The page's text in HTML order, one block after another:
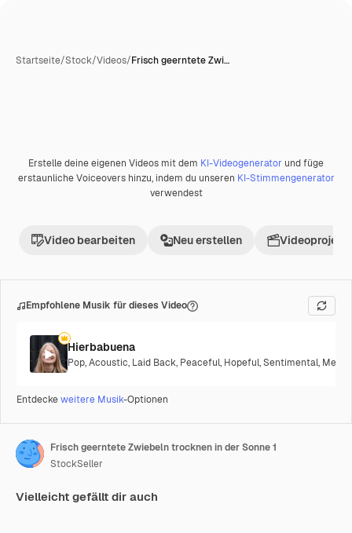
Startseite/Stock/Videos/Frisch geerntete Zwi…
Premium
Erstelle deine eigenen Videos mit dem KI-Videogenerator und füge
erstaunliche Voiceovers hinzu, indem du unseren KI-Stimmengenerator
verwendest
Video bearbeiten Neu erstellen Videoprojekt
Empfohlene Musik für dieses Video
Hierbabuena
Pop,Acoustic, Laid Back, Peaceful, Hopeful,Sentimental,
Entdeckeweitere Musik-Optionen
Frisch geerntete Zwiebeln trocknen in der Sonne 1
StockSeller
Vielleicht gefällt dir auch